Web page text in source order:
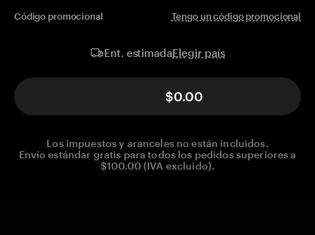
Código promocional Tengo un código promocional
Ent. estimadaElegir país
$0.00
Los impuestos y aranceles no están incluidos.
Envío estándar gratis para todos los pedidos superiores a
$100.00 (IVA excluido).